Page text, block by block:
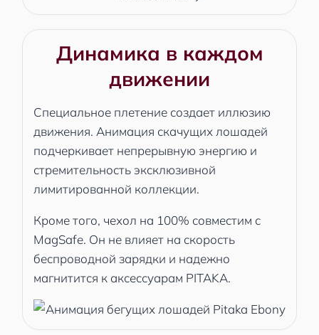
Динамика в каждом
движении
Специальное плетение создает иллюзию
движения. Анимация скачущих лошадей
подчеркивает непрерывную энергию и
стремительность эксклюзивной
лимитированной коллекции.
Кроме того, чехол на 100% совместим с
MagSafe. Он не влияет на скорость
беспроводной зарядки и надежно
магнитится к аксессуарам PITAKA.